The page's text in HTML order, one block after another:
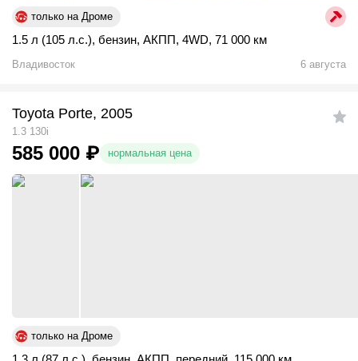
только на Дроме
1.5 л (105 л.с.), бензин, АКПП, 4WD, 71 000 км
Владивосток 6 августа
Toyota Porte, 2005
1.3 130i
585 000 ₽ нормальная цена
только на Дроме